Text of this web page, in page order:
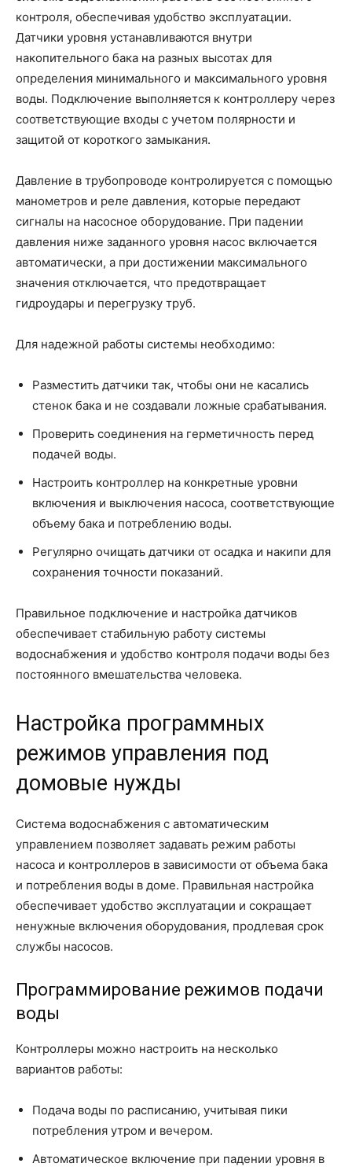
контроля, обеспечивая удобство эксплуатации.
Датчики уровня устанавливаются внутри
накопительного бака на разных высотах для
определения минимального и максимального уровня
воды. Подключение выполняется к контроллеру через
соответствующие входы с учетом полярности и
защитой от короткого замыкания.
Давление в трубопроводе контролируется с помощью
манометров и реле давления, которые передают
сигналы на насосное оборудование. При падении
давления ниже заданного уровня насос включается
автоматически, а при достижении максимального
значения отключается, что предотвращает
гидроудары и перегрузку труб.
Для надежной работы системы необходимо:
Разместить датчики так, чтобы они не касались
стенок бака и не создавали ложные срабатывания.
Проверить соединения на герметичность перед
подачей воды.
Настроить контроллер на конкретные уровни
включения и выключения насоса, соответствующие
объему бака и потреблению воды.
Регулярно очищать датчики от осадка и накипи для
сохранения точности показаний.
Правильное подключение и настройка датчиков
обеспечивает стабильную работу системы
водоснабжения и удобство контроля подачи воды без
постоянного вмешательства человека.
Настройка программных
режимов управления под
домовые нужды
Система водоснабжения с автоматическим
управлением позволяет задавать режим работы
насоса и контроллеров в зависимости от объема бака
и потребления воды в доме. Правильная настройка
обеспечивает удобство эксплуатации и сокращает
ненужные включения оборудования, продлевая срок
службы насосов.
Программирование режимов подачи
воды
Контроллеры можно настроить на несколько
вариантов работы:
Подача воды по расписанию, учитывая пики
потребления утром и вечером.
Автоматическое включение при падении уровня в